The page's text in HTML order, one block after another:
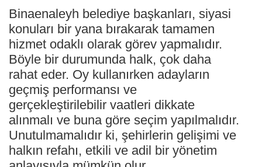
Binaenaleyh belediye başkanları, siyasi
konuları bir yana bırakarak tamamen
hizmet odaklı olarak görev yapmalıdır.
Böyle bir durumunda halk, çok daha
rahat eder. Oy kullanırken adayların
geçmiş performansı ve
gerçekleştirilebilir vaatleri dikkate
alınmalı ve buna göre seçim yapılmalıdır.
Unutulmamalıdır ki, şehirlerin gelişimi ve
halkın refahı, etkili ve adil bir yönetim